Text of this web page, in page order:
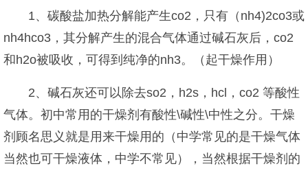
1、碳酸盐加热分解能产生co2，只有（nh4)2co3或
nh4hco3，其分解产生的混合气体通过碱石灰后，co2
和h2o被吸收，可得到纯净的nh3。（起干燥作用）
2、碱石灰还可以除去so2，h2s，hcl，co2 等酸性
气体。初中常用的干燥剂有酸性\碱性\中性之分。干燥
剂顾名思义就是用来干燥用的（中学常见的是干燥气体
当然也可干燥液体，中学不常见），当然根据干燥剂的